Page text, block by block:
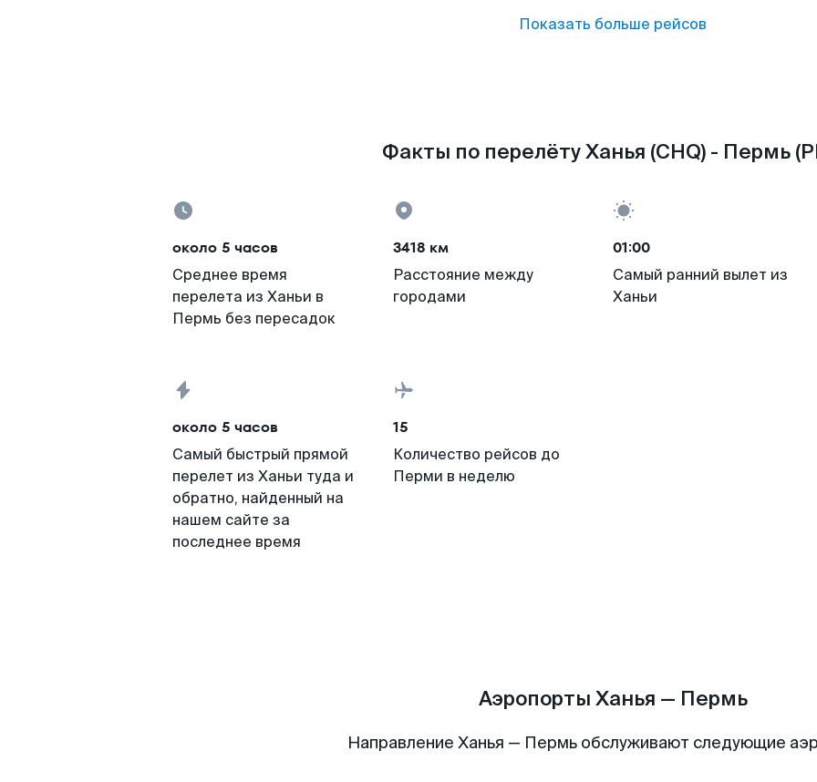
Показать больше рейсов
Факты по перелёту Ханья (CHQ) - Пермь
около 5 часов
Среднее время
перелета из Ханьи в
Пермь без пересадок
3418 км
Расстояние между
городами
01:00
Самый ранний вылет из
Ханьи
около 5 часов
Самый быстрый прямой
перелет из Ханьи туда и
обратно, найденный на
нашем сайте за
последнее время
15
Количество рейсов до
Перми в неделю
Аэропорты Ханья — Пермь
Направление Ханья — Пермь обслуживают следующие